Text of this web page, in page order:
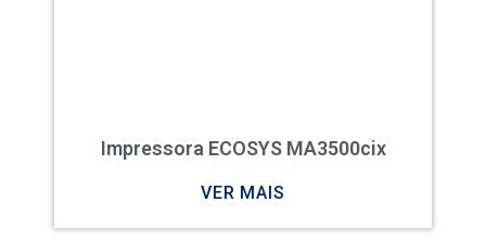
Impressora ECOSYS MA3500cix
VER MAIS